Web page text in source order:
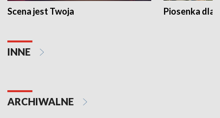
Scena jest Twoja Piosenka dla
INNE
ARCHIWALNE